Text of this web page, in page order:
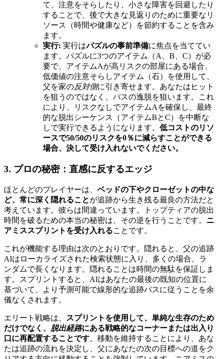
て、注意をそらしたり、小さな障害を回避したり
することで、後で大きな見返りのために重要なリ
ソース（時間や健康など）を節約することを含み
ます。
実行: 実行はパズルの事前準備に焦点を当ててい
ます。パズルに3つのアイテム（A、B、C）が必
要で、アイテムAが高リスクの部屋にある場合、
低価値の注意そらしアイテム（石）を使用して、
父を家の反対側に引き寄せます。あなたはヒット
を狙うのではなく、パスの逸脱を狙います。これ
により、リスクなしでアイテムAを確保し、最終
的な脱出シーケンス（アイテムBとC）を中断な
しで実行できるようになります。 低コストのリソ
ースで50/50のリスクを0％に減らすことができる
場合、決して受け入れないでください。
3. プロの秘密：直感に反するエッジ
ほとんどのプレイヤーは、 ベッドの下やクローゼットの中な
ど、常に深く隠れることが追跡から生き残る最良の方法だと
考えています。彼らは間違っています。トップティアの脱出
時間を破るための本当の秘密は、その逆を行うことです。 ニ
アミススプリントを受け入れることです。
これが機能する理由は次のとおりです。隠れると、父の追跡
AIはローカライズされた検索状態に入り、多くの場合、ラ
ンダムで長くなります。隠れることは時間の無駄を保証しま
す。スプリントすると、AIはあなたの最後の既知の位置に
基づいて、より予測可能で線形的な追跡パスに従うことを余
儀なくされます。
エリート戦略は、
スプリントを使用して、単純な生存のため
だけでなく、 脱出経路にある戦略的なコーナーまたは出入り
口に再配置することです。移動を維持することにより、あな
たは追跡の流れを決定し、父にあなたの次の目標への道をク